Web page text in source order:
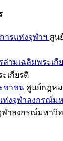
ารแห่งจุฬาฯ ศูน
ามเฉลิมพระเกี
เกียรติ
ชาชน ศูนย์กฎห
ห่งจุฬาลงกรณ์ม
ฬาลงกรณ์มหาวิ